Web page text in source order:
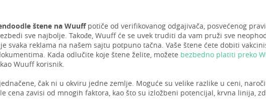
štene na Wuuffpotiče od verifikovanog odgajivača, posvećenog
sve najbolje. Takođe, Wuuff će se uvek truditi da vam pruži sve
svaka reklama na našem sajtu potpuno tačna. Vaše štene ćete dobiti
Kada odlučite koje štene želite, možete bezbedno platiti preko
Wuuff korisnik.
čak ni u okviru jedne zemlje. Moguće su velike razlike u ceni,
cena zavisi od mnogih faktora, kao što su izložbeni potencijal, krvna linija,